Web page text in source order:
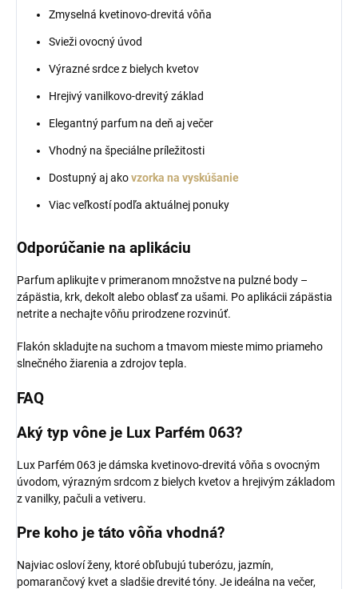
Zmyselná kvetinovo-drevitá vôňa
Svieži ovocný úvod
Výrazné srdce z bielych kvetov
Hrejivý vanilkovo-drevitý základ
Elegantný parfum na deň aj večer
Vhodný na špeciálne príležitosti
Dostupný aj akovzorka na vyskúšanie
Viac veľkostí podľa aktuálnej ponuky
Odporúčanie na aplikáciu
Parfum aplikujte v primeranom množstve na pulzné body –
zápästia, krk, dekolt alebo oblasť za ušami. Po aplikácii zápästia
netrite a nechajte vôňu prirodzene rozvinúť.
Flakón skladujte na suchom a tmavom mieste mimo priameho
slnečného žiarenia a zdrojov tepla.
FAQ
Aký typ vône je Lux Parfém 063?
Lux Parfém 063 je dámska kvetinovo-drevitá vôňa s ovocným
úvodom, výrazným srdcom z bielych kvetov a hrejivým základom
z vanilky, pačuli a vetiveru.
Pre koho je táto vôňa vhodná?
Najviac osloví ženy, ktoré obľubujú tuberózu, jazmín,
pomarančový kvet a sladšie drevité tóny. Je ideálna na večer,